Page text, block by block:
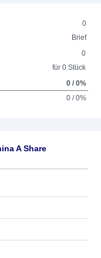
0
Brief
0
für 0 Stück
0 / 0%
0 / 0%
A Share